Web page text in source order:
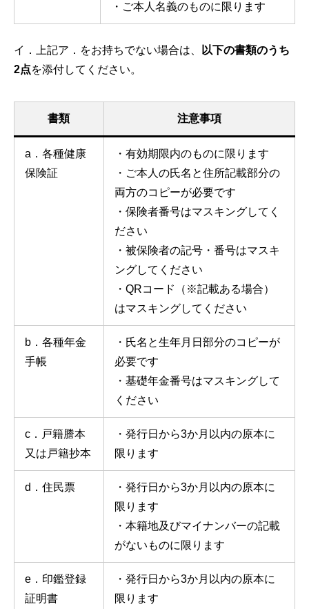
・ご本人名義のものに限ります
イ．上記ア．をお持ちでない場合は、
以下の書類のうち
2点を添付してください。
書類 注意事項
a．各種健康
保険証
・有効期限内のものに限ります
・ご本人の氏名と住所記載部分の
両方のコピーが必要です
・保険者番号はマスキングしてく
ださい
・被保険者の記号・番号はマスキ
ングしてください
・QRコード（※記載ある場合）
はマスキングしてください
b．各種年金
手帳
・氏名と生年月日部分のコピーが
必要です
・基礎年金番号はマスキングして
ください
c．戸籍謄本
又は戸籍抄本
・発行日から3か月以内の原本に
限ります
d．住民票
・発行日から3か月以内の原本に
限ります
・本籍地及びマイナンバーの記載
がないものに限ります
e．印鑑登録
証明書
・発行日から3か月以内の原本に
限ります